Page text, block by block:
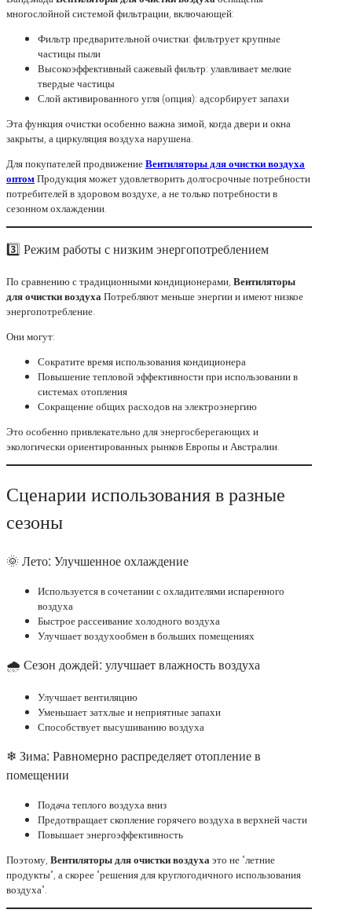
многослойной системой фильтрации, включающей:
Фильтр предварительной очистки: фильтрует крупные
частицы пыли
Высокоэффективный сажевый фильтр: улавливает мелкие
твердые частицы
Слой активированного угля (опция): адсорбирует запахи
Эта функция очистки особенно важна зимой, когда двери и окна
закрыты, а циркуляция воздуха нарушена.
Для покупателей продвижениеВентиляторы для очистки воздуха
оптомПродукция может удовлетворить долгосрочные потребности
потребителей в здоровом воздухе, а не только потребности в
сезонном охлаждении.
3️⃣ Режим работы с низким энергопотреблением
По сравнению с традиционными кондиционерами, Вентиляторы
для очистки воздухаПотребляют меньше энергии и имеют низкое
энергопотребление.
Они могут:
Сократите время использования кондиционера
Повышение тепловой эффективности при использовании в
системах отопления
Сокращение общих расходов на электроэнергию
Это особенно привлекательно для энергосберегающих и
экологически ориентированных рынков Европы и Австралии.
Сценарии использования в разные
сезоны
🌞 Лето: Улучшенное охлаждение
Используется в сочетании с охладителями испаренного
воздуха
Быстрое рассеивание холодного воздуха
Улучшает воздухообмен в больших помещениях
🌧 Сезон дождей: улучшает влажность воздуха
Улучшает вентиляцию
Уменьшает затхлые и неприятные запахи
Способствует высушиванию воздуха
❄ Зима: Равномерно распределяет отопление в
помещении
Подача теплого воздуха вниз
Предотвращает скопление горячего воздуха в верхней части
Повышает энергоэффективность
Поэтому, Вентиляторы для очистки воздухаэто не "летние
продукты", а скорее "решения для круглогодичного использования
воздуха".